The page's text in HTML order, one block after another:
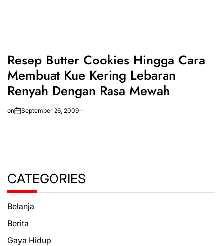
Resep Butter Cookies Hingga Cara
Membuat Kue Kering Lebaran
Renyah Dengan Rasa Mewah
on September 26, 2009
CATEGORIES
Belanja
Berita
Gaya Hidup